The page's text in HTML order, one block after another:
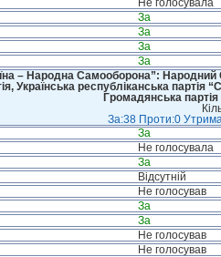
Не голосувала
За
За
За
За
– Народна Самооборона”: Народний
Українська республіканська
Громадянська
За:38 Проти:0
За
Не голосувала
За
Відсутній
Не голосував
За
За
Не голосував
Не голосував